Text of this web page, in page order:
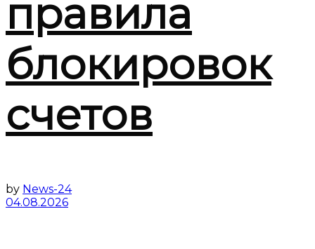
правила
блокировок
счетов
by News-24
04.08.2026